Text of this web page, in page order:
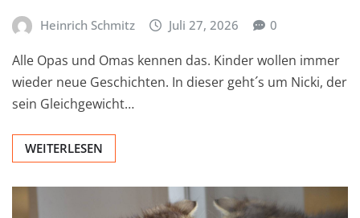
Heinrich Schmitz Juli 27, 2026 0
Alle Opas und Omas kennen das. Kinder wollen immer
wieder neue Geschichten. In dieser geht´s um Nicki, der
sein Gleichgewicht…
WEITERLESEN